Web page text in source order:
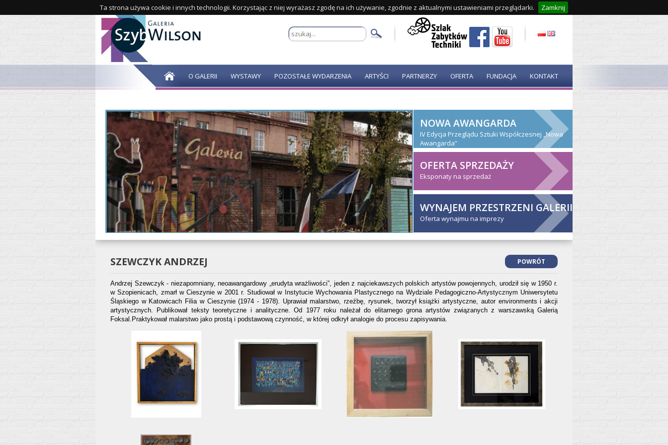
Ta strona używa cookie i innych technologii. Korzystając z niej wyrażasz zgodę na ich używanie, zgodnie z aktualnymi ustawieniami przeglądarki. Zamknij
O GALERII WYSTAWY POZOSTAŁE WYDARZENIA ARTYŚCI PARTNERZY OFERTA FUNDACJA KONTAKT
NOWA AWANGARDA
IV Edycja Przeglądu Sztuki Współczesnej „Nowa
Awangarda”
OFERTA SPRZEDAŻY
Eksponaty na sprzedaż
WYNAJEM PRZESTRZENI GALERII
Oferta wynajmu na imprezy
SZEWCZYK ANDRZEJ POWRÓT
Andrzej Szewczyk - niezapomniany, neoawangardowy „erudyta wraż liwości”, jeden z najciekawszych polskich artystów powojennych, urodził się w 1950 r.
w Szopienicach, zmarłw Cieszynie w 2001 r. Studiował w Instytucie Wychowania Plastycznego na Wydziale Pedagogiczno-Artystycznym Uniwersytetu
Ś ąskiego w Katowicach Filia w Cieszynie (1974 - 1978). Uprawiałmalarstwo, rzeź bę, rysunek, tworzyłksiąż ki artystyczne, autor environments i akcji
artystycznych. Publikował teksty teoretyczne i analityczne. Od 1977 roku należałdo elitarnego grona artystów związanych z warszawskąGalerią
Foksal.Praktykował malarstwo jako prostąi podstawowączynność, w której odkrył analogie do procesu zapisywania.